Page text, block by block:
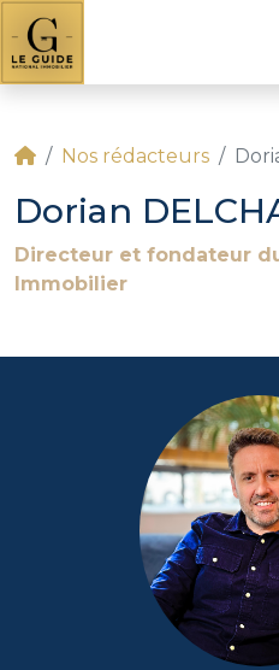
Nos rédacteurs
Dorian
Directeur et fondateur
Immobilier